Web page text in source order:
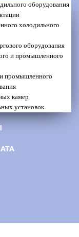
оборудования
холодильного
оборудования
и промышленного
и промышленного
камер
установок